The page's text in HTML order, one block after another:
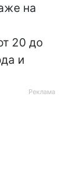
на
20 до
и